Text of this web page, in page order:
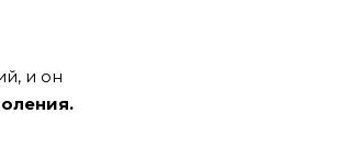
и он